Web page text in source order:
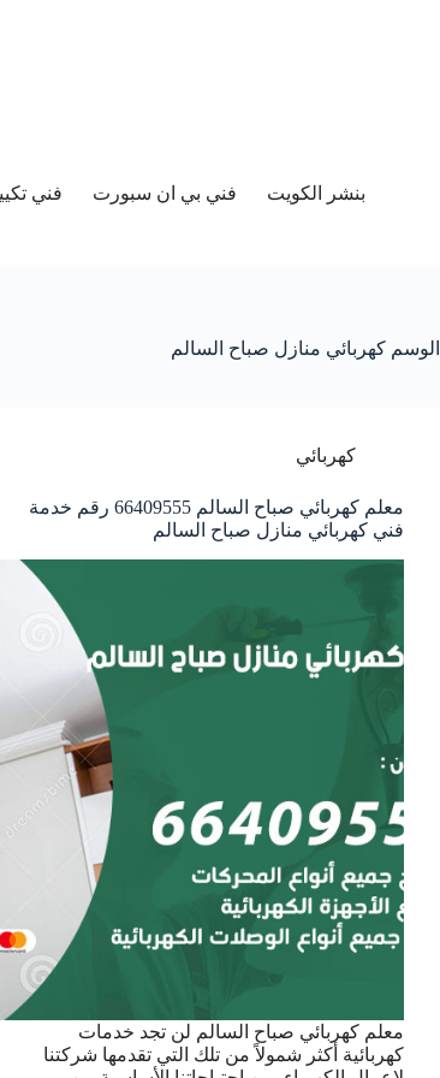
بنشر الكويت فني بي ان سبورت فني
الوسم كهربائي منازل صباح السالم
كهربائي
معلم كهربائي صباح السالم 66409555 رقم خدمة
فني كهربائي منازل صباح السالم
معلم كهربائي صباح السالم لن تجد خدمات
كهربائية أكثر شمولاً من تلك التي تقدمها شركتنا